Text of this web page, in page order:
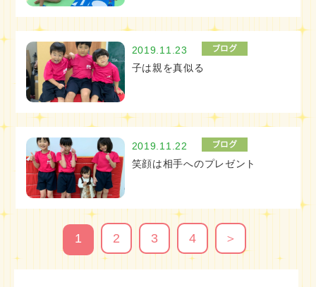
2019.11.23
子は親を真似る
2019.11.22
笑顔は相手へのプレゼント
1 2 3 4 ＞